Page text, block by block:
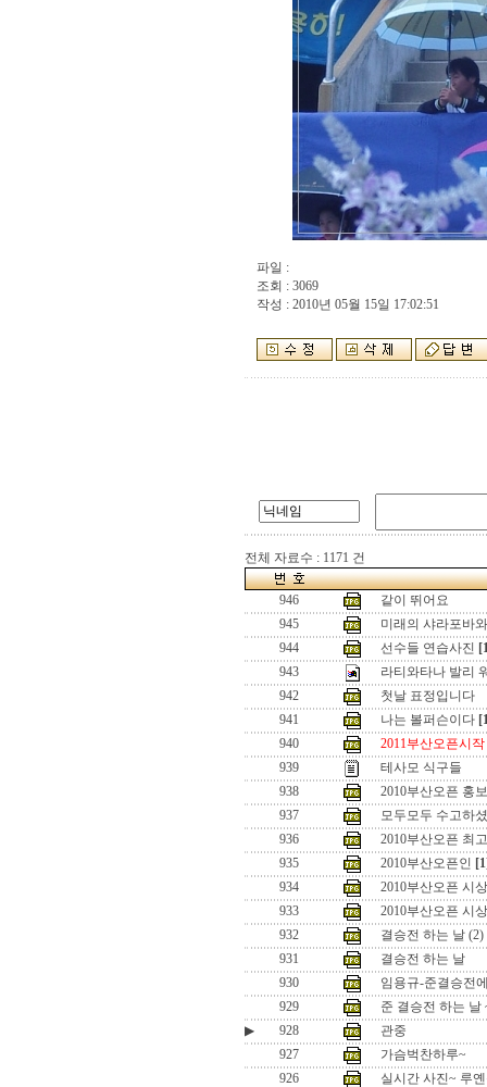
파일 :
조회 : 3069
작성 : 2010년 05월 15일 17:02:51
전체 자료수 : 1171 건
946
같이 뛰어요
945
미래의 샤라포바
944
선수들 연습사진
943
라티와타나 발리
942
첫날 표정입니다
941
나는 볼퍼슨이다
940
2011부산오픈시작
939
테사모 식구들
938
2010부산오픈 홍
937
모두모두 수고하
936
2010부산오픈 최
935
2010부산오픈인
934
2010부산오픈 시
933
2010부산오픈 시
932
결승전 하는 날 (2)
931
결승전 하는 날
930
임용규-준결승전
929
준 결승전 하는 날
▶
928
관중
927
가슴벅찬하루~
926
실시간 사진~ 루